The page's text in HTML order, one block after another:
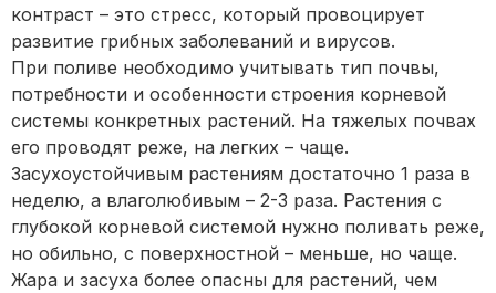
контраст – это стресс, который провоцирует
развитие грибных заболеваний и вирусов.
При поливе необходимо учитывать тип почвы,
потребности и особенности строения корневой
системы конкретных растений. На тяжелых почвах
его проводят реже, на легких – чаще.
Засухоустойчивым растениям достаточно 1 раза в
неделю, а влаголюбивым – 2-3 раза. Растения с
глубокой корневой системой нужно поливать реже,
но обильно, с поверхностной – меньше, но чаще.
Жара и засуха более опасны для растений, чем